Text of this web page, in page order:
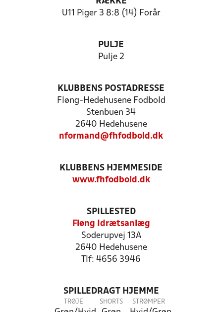
U11 Piger 3 8:8 (14) Forår
PULJE
Pulje 2
KLUBBENS POSTADRESSE
Fløng-Hedehusene Fodbold
Stenbuen 34
2640 Hedehusene
nformand@fhfodbold.dk
KLUBBENS HJEMMESIDE
www.fhfodbold.dk
SPILLESTED
Fløng Idrætsanlæg
Soderupvej 13A
2640 Hedehusene
Tlf: 4656 3946
SPILLEDRAGT HJEMME
TRØJE SHORTS STRØMPER